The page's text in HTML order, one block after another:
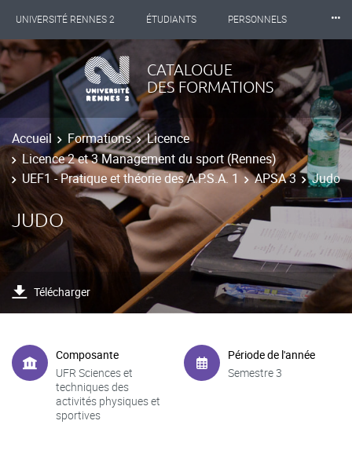
UNIVERSITÉ RENNES 2 ÉTUDIANTS PERSONNELS
INTERNATIONAL PROFESSIONNELS BIBLIOTHÈQUES
LES NOUVELLES DE RENNES 2
⸱⸱⸱
CATALOGUE
DES FORMATIONS
Accueil Formations
Licence
Licence 2 et 3 Management du sport (Rennes)
UEF1 - Pratique et théorie des A.P.S.A. 1
APSA 3 Judo
JUDO
Télécharger
Composante
UFR Sciences et
techniques des
activités physiques et
sportives
Période de l'année
Semestre 3